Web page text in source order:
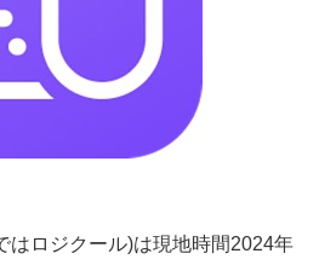
ロジクール)は現地時間2024年